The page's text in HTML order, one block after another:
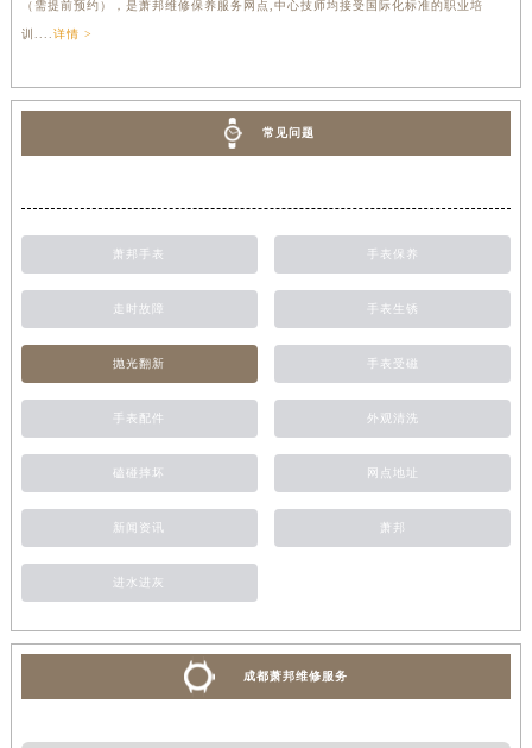
（需提前预约），是萧邦维修保养服务网点,中心技师均接受国际化标准的职业培
训.... 详情 >
常见问题
萧邦手表 手表保养
走时故障 手表生锈
抛光翻新 手表受磁
手表配件 外观清洗
磕碰摔坏 网点地址
新闻资讯 萧邦
进水进灰
成都萧邦维修服务